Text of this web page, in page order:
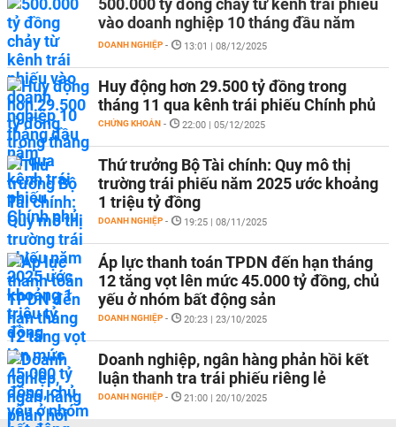
500.000 tỷ đồng chảy từ kênh trái phiếu
vào doanh nghiệp 10 tháng đầu năm
DOANH NGHIỆP - 13:01 | 08/12/2025
Huy động hơn 29.500 tỷ đồng trong
tháng 11 qua kênh trái phiếu Chính phủ
CHỨNG KHOÁN - 22:00 | 05/12/2025
Thứ trưởng Bộ Tài chính: Quy mô thị
trường trái phiếu năm 2025 ước khoảng
1 triệu tỷ đồng
DOANH NGHIỆP - 19:25 | 08/11/2025
Áp lực thanh toán TPDN đến hạn tháng
12 tăng vọt lên mức 45.000 tỷ đồng, chủ
yếu ở nhóm bất động sản
DOANH NGHIỆP - 20:23 | 23/10/2025
Doanh nghiệp, ngân hàng phản hồi kết
luận thanh tra trái phiếu riêng lẻ
DOANH NGHIỆP - 21:00 | 20/10/2025